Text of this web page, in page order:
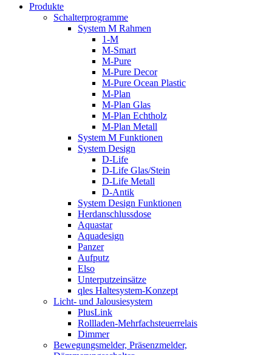
Produkte
Schalterprogramme
System M Rahmen
1-M
M-Smart
M-Pure
M-Pure Decor
M-Pure Ocean Plastic
M-Plan
M-Plan Glas
M-Plan Echtholz
M-Plan Metall
System M Funktionen
System Design
D-Life
D-Life Glas/Stein
D-Life Metall
D-Antik
System Design Funktionen
Herdanschlussdose
Aquastar
Aquadesign
Panzer
Aufputz
Elso
Unterputzeinsätze
qles Haltesystem-Konzept
Licht- und Jalousiesystem
PlusLink
Rollladen-Mehrfachsteuerrelais
Dimmer
Bewegungsmelder, Präsenzmelder,